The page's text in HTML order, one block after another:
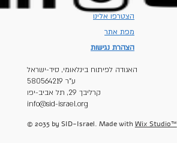
הצטרפו אלינו
מפת אתר
הצהרת נגישות
האגודה לפיתוח בינלאומי, סיד-ישראל
ע"ר 580564219
קרליבך 29, תל אביב-יפו
info@sid-israel.org
© 2035 by SID-Israel. Made with Wix Studio™